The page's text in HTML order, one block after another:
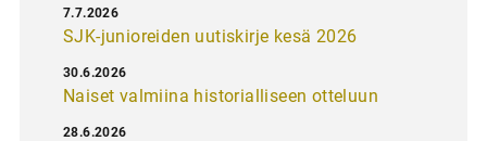
SJK-junioreiden uutiskirje kesä 2026
7.7.2026
Naiset valmiina historialliseen otteluun
30.6.2026
28.6.2026